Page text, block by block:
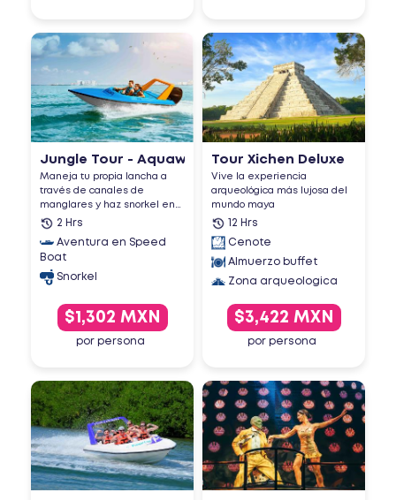
Jungle Tour - Aquaworld
Maneja tu propia lancha a
través de canales de
manglares y haz snorkel en
e... 2 Hrs
Aventura en Speed
Boat
Snorkel
$1,302 MXN
por persona
Tour Xichen Deluxe
Vive la experiencia
arqueológica más lujosa del
mundo maya
12 Hrs
Cenote
Almuerzo buffet
Zona arqueologica
$3,422 MXN
por persona